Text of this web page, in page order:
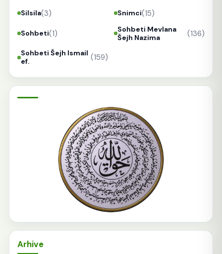
Silsila(3) Snimci(15)
Sohbeti(1)
Sohbeti Mevlana
Šejh Nazima
(136)
Sohbeti Šejh Ismail
ef.
(159)
Arhive